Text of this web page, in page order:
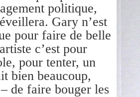
politique,
Gary n’est
pour faire de belle
c’est pour
pour tenter, un
bien beaucoup,
de faire bouger les